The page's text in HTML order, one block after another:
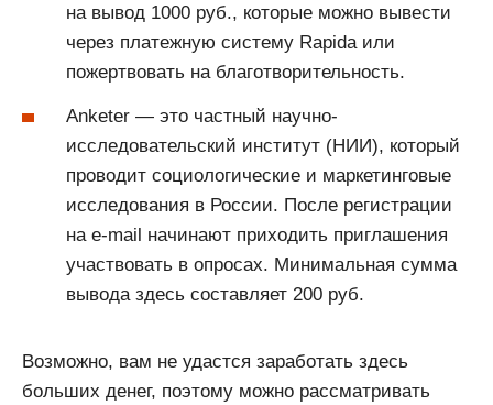
на вывод 1000 руб., которые можно вывести
через платежную систему Rapida или
пожертвовать на благотворительность.
Anketer — это частный научно-
исследовательский институт (НИИ), который
проводит социологические и маркетинговые
исследования в России. После регистрации
на e-mail начинают приходить приглашения
участвовать в опросах. Минимальная сумма
вывода здесь составляет 200 руб.
Возможно, вам не удастся заработать здесь
больших денег, поэтому можно рассматривать